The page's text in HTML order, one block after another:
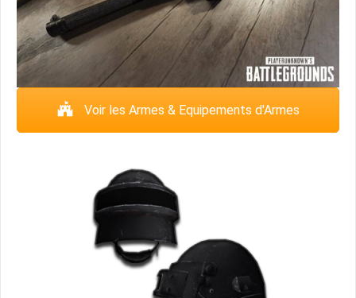
Voir les Armes & Equipements d'Armes